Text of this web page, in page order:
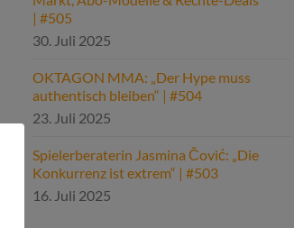
| #505
30. Juli 2025
OKTAGON MMA: „Der Hype muss
authentisch bleiben“ | #504
23. Juli 2025
Spielerberaterin Jasmina Čović: „Die
Konkurrenz ist extrem“ | #503
16. Juli 2025